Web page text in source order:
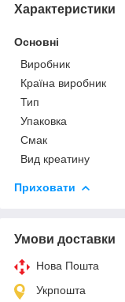
Характеристики
Основні
Виробник
Країна виробник
Тип
Упаковка
Смак
Вид креатину
Приховати
Умови доставки
Нова Пошта
Укрпошта